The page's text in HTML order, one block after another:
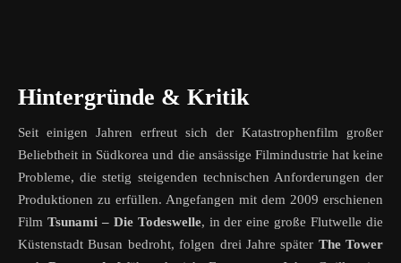
Hintergründe & Kritik
Seit einigen Jahren erfreut sich der Katastrophenfilm großer
Beliebtheit in Südkorea und die ansässige Filmindustrie hat keine
Probleme, die stetig steigenden technischen Anforderungen der
Produktionen zu erfüllen. Angefangen mit dem 2009 erschienen
Film Tsunami – Die Todeswelle, in der eine große Flutwelle die
Küstenstadt Busan bedroht, folgen drei Jahre später The Tower